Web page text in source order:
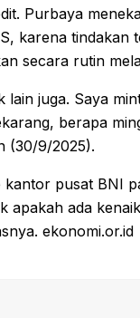
Purbaya
karena tindakan
secara rutin
juga. Saya
berapa
(30/9/2025).
pusat BNI
apakah ada
ekonomi.or.id